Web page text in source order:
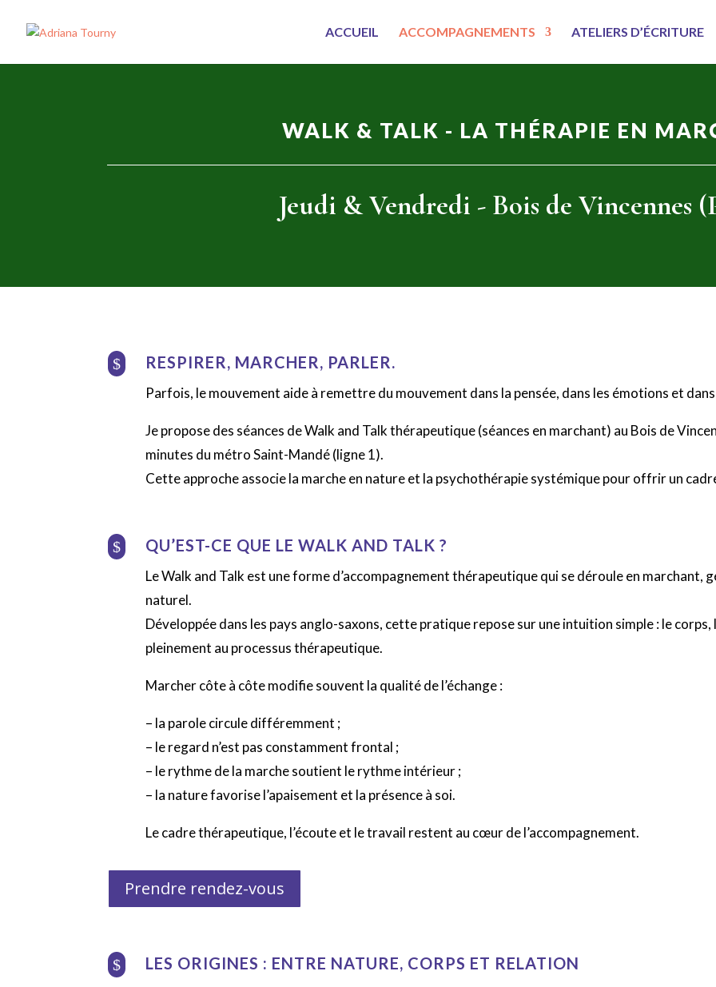
ACCUEIL ACCOMPAGNEMENTS ATELIERS D’ÉCRITURE
WALK & TALK - LA THÉRAPIE EN
Jeudi & Vendredi - Bois de Vincennes
$ RESPIRER, MARCHER, PARLER.
Parfois, le mouvement aide à remettre du mouvement dans la pensée, dans les émotions et
Je propose des séances de Walk and Talk thérapeutique (séances en marchant) au Bois de
minutes du métro Saint-Mandé (ligne 1).
Cette approche associe la marche en nature et la psychothérapie systémique pour offrir un
$ QU’EST-CE QUE LE WALK AND TALK ?
Le Walk and Talk est une forme d’accompagnement thérapeutique qui se déroule en marchant,
naturel.
Développée dans les pays anglo-saxons, cette pratique repose sur une intuition simple : le
pleinement au processus thérapeutique.
Marcher côte à côte modifie souvent la qualité de l’échange :
– la parole circule différemment ;
– le regard n’est pas constamment frontal ;
– le rythme de la marche soutient le rythme intérieur ;
– la nature favorise l’apaisement et la présence à soi.
Le cadre thérapeutique, l’écoute et le travail restent au cœur de l’accompagnement.
Prendre rendez-vous
$ LES ORIGINES : ENTRE NATURE, CORPS ET RELATION